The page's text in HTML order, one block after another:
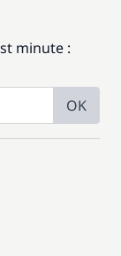
minute :
OK